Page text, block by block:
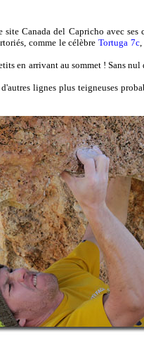
Canada del Capricho avec ses
comme le célèbreTortuga 7c,
en arrivant au sommet ! Sans nul
lignes plus teigneuses